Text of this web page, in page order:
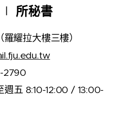
所秘書
耀拉大樓三樓）
2790
週五 8:10-12:00 / 13:00-